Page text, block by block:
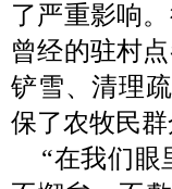
了严重影响
曾经的驻村
铲雪、清理
保了农牧民
“在我们眼